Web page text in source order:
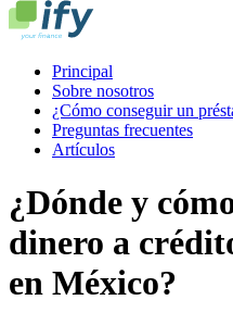
Principal
Sobre nosotros
¿Cómo conseguir un
Preguntas frecuentes
Artículos
¿Dónde y
dinero a
en México?